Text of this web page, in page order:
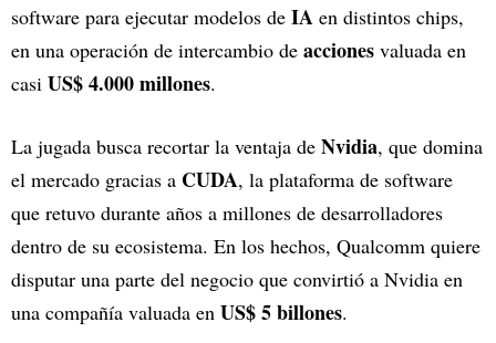
software para ejecutar modelos de IA en distintos chips,
en una operación de intercambio de acciones valuada en
casi US$ 4.000 millones.
La jugada busca recortar la ventaja de Nvidia, que domina
el mercado gracias a CUDA, la plataforma de software
que retuvo durante años a millones de desarrolladores
dentro de su ecosistema. En los hechos, Qualcomm quiere
disputar una parte del negocio que convirtió a Nvidia en
una compañía valuada en US$ 5 billones.